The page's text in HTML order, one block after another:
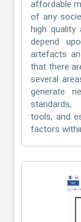
affordable
of any
high
depend
artefacts
that there
several
generate
standards,
tools, and
factors